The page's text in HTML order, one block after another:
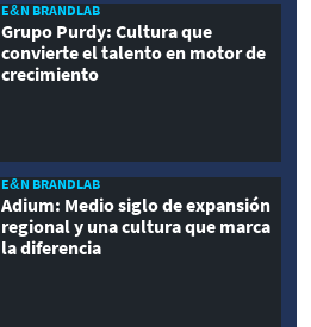
E&N BRANDLAB
Grupo Purdy: Cultura que
convierte el talento en motor de
crecimiento
E&N BRANDLAB
Adium: Medio siglo de expansión
regional y una cultura que marca
la diferencia